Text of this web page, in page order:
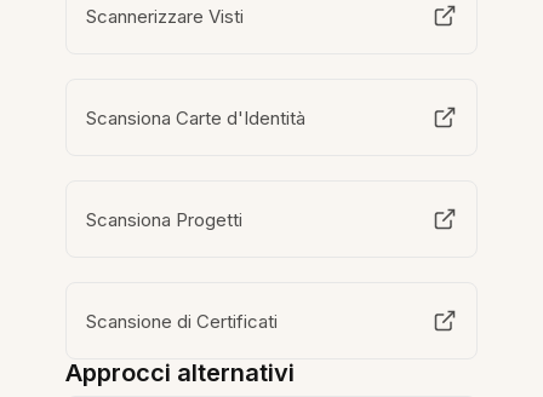
Scannerizzare Visti
Scansiona Carte d'Identità
Scansiona Progetti
Scansione di Certificati
Approcci alternativi